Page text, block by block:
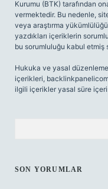
Kurumu (BTK) tarafından
vermektedir. Bu nedenle,
veya araştırma
yazdıkları içeriklerin
bu sorumluluğu kabul etmiş
Hukuka ve yasal
içerikleri,
ilgili içerikler yasal süre
SON YORUMLAR